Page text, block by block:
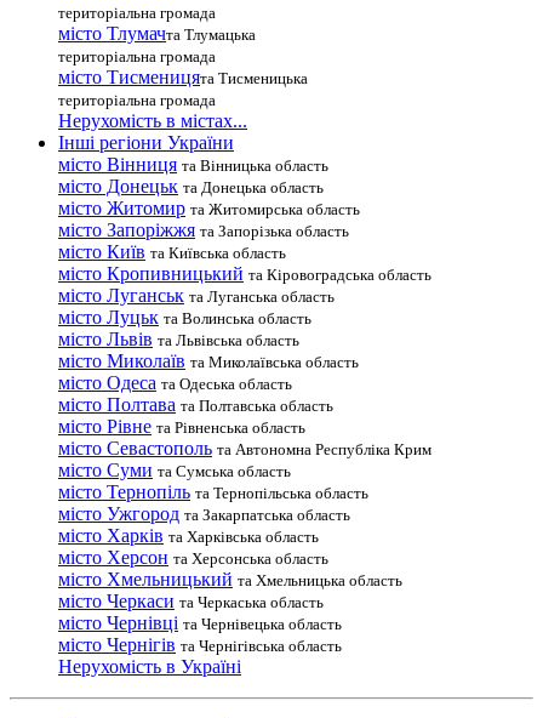
територіальна громада
місто Тлумачта Тлумацька
територіальна громада
місто Тисменицята Тисменицька
територіальна громада
Нерухомість в містах...
Інші регіони України
місто Вінниця та Вінницька область
місто Донецьк та Донецька область
місто Житомир та Житомирська область
місто Запоріжжя та Запорізька область
місто Київ та Київська область
місто Кропивницький та Кіровоградська область
місто Луганськ та Луганська область
місто Луцьк та Волинська область
місто Львів та Львівська область
місто Миколаїв та Миколаївська область
місто Одеса та Одеська область
місто Полтава та Полтавська область
місто Рівне та Рівненська область
місто Севастополь та Автономна Республіка Крим
місто Суми та Сумська область
місто Тернопіль та Тернопільська область
місто Ужгород та Закарпатська область
місто Харків та Харківська область
місто Херсон та Херсонська область
місто Хмельницький та Хмельницька область
місто Черкаси та Черкаська область
місто Чернівці та Чернівецька область
місто Чернігів та Чернігівська область
Нерухомість в Україні